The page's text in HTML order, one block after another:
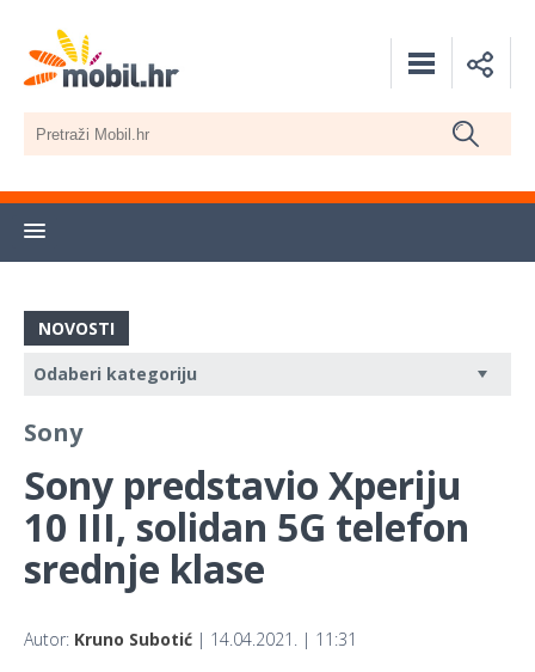
NOVOSTI
Sony
Sony predstavio Xperiju
10 III, solidan 5G telefon
srednje klase
Autor: Kruno Subotić | 14.04.2021. | 11:31